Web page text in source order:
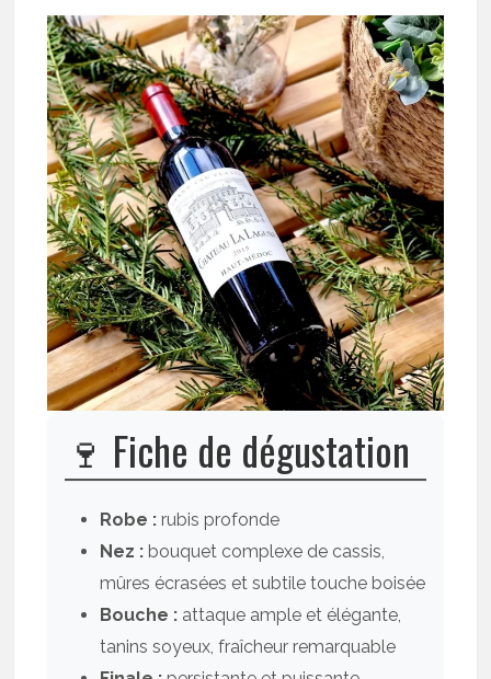
🍷 Fiche de dégustation
Robe : rubis profonde
Nez : bouquet complexe de cassis,
mûres écrasées et subtile touche boisée
Bouche : attaque ample et élégante,
tanins soyeux, fraîcheur remarquable